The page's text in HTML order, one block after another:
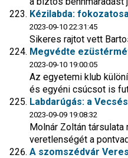
Kézilabda:
2023-09-10 22:31:45
Sikeres rajtot vett
Megvédte
2023-09-10 19:00:05
Az egyetemi klub
és egyéni csúcsot is
Labdarúgás: a
2023-09-09 19:08:32
Molnár Zoltán
veretlenségét a
A szomszédvár